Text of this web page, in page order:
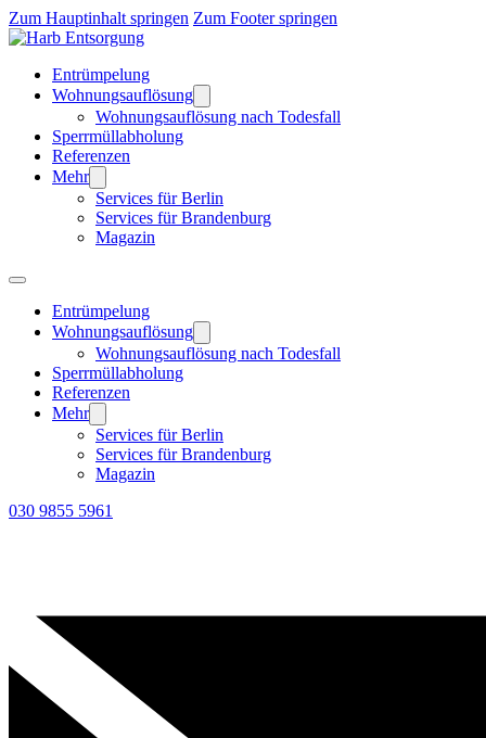
Zum Hauptinhalt springen Zum Footer springen
Entrümpelung
Wohnungsauflösung
Wohnungsauflösung nach Todesfall
Sperrmüllabholung
Referenzen
Mehr
Services für Berlin
Services für Brandenburg
Magazin
Entrümpelung
Wohnungsauflösung
Wohnungsauflösung nach Todesfall
Sperrmüllabholung
Referenzen
Mehr
Services für Berlin
Services für Brandenburg
Magazin
030 9855 5961